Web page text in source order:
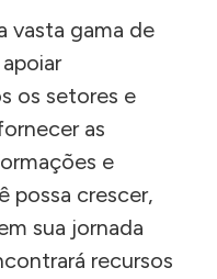
vasta gama de
os setores e
as
e
possa crescer,
sua jornada
recursos